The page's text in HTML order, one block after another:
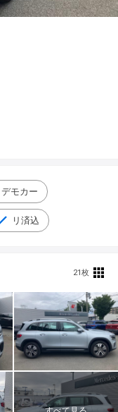
デモカー
リ済込
21枚